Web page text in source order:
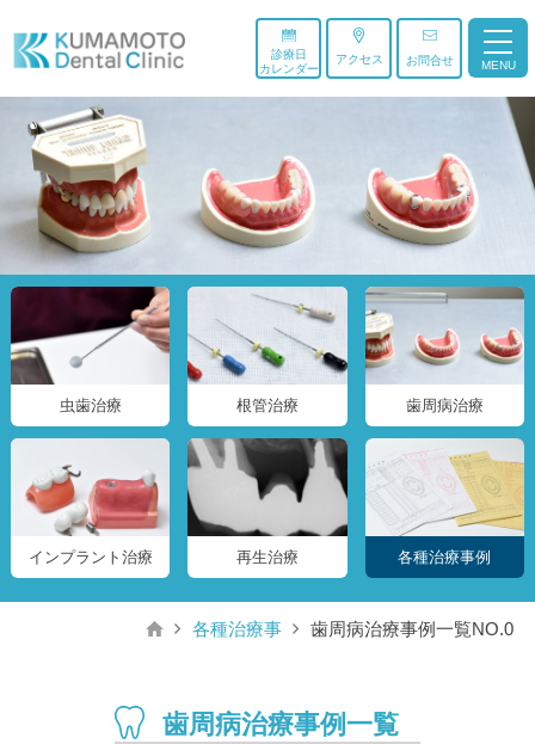
診療日
カレンダー
アクセス お問合せ MENU
虫歯治療 根管治療 歯周病治療
インプラント治療 再生治療 各種治療事例
各種治療事 歯周病治療事例一覧NO.0
歯周病治療事例一覧